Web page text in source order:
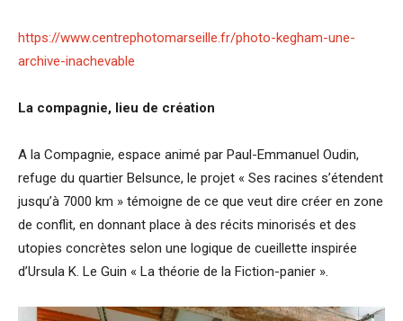
https://www.centrephotomarseille.fr/photo-kegham-une-
archive-inachevable
La compagnie, lieu de création
A la Compagnie, espace animé par Paul-Emmanuel Oudin,
refuge du quartier Belsunce, le projet « Ses racines s’étendent
jusqu’à 7000 km » témoigne de ce que veut dire créer en zone
de conflit, en donnant place à des récits minorisés et des
utopies concrètes selon une logique de cueillette inspirée
d’Ursula K. Le Guin « La théorie de la Fiction-panier ».